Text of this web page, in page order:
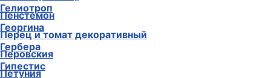
Гелиотроп
Георгина
Гербера
Гипестис
Пенстемон
Перец и томат декоративный
Перовския
Петуния